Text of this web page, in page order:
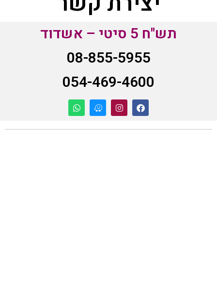
תש"ח 5 סיטי – אשדוד
08-855-5955
054-469-4600